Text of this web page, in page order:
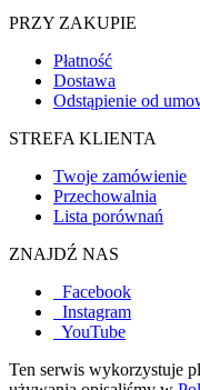
PRZY ZAKUPIE
Płatność
Dostawa
Odstąpienie od
STREFA KLIENTA
Twoje zamówienie
Przechowalnia
Lista porównań
ZNAJDŹ NAS
Facebook
Instagram
YouTube
Ten serwis wykorzystuje